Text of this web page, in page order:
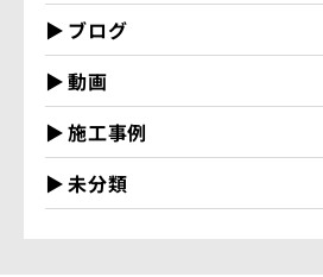
ブログ
動画
施工事例
未分類